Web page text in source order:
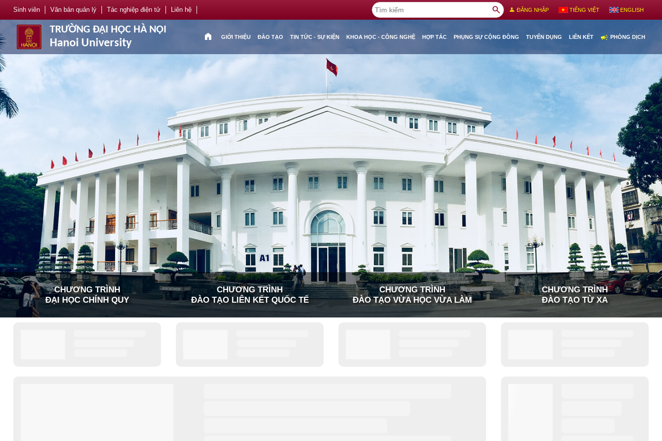
Sinh viên Văn bản quản lý Tác nghiệp điện tử Liên hệ search person ĐĂNG NHẬP TIẾNG VIỆT ENGLISH
TRƯỜNG ĐẠI HỌC HÀ NỘI
Hanoi University
home GIỚI THIỆU ĐÀO TẠO TIN TỨC - SỰ KIỆN KHOA HỌC - CÔNG NGHỆ HỢP TÁC PHỤNG SỰ CỘNG ĐỒNG TUYỂN DỤNG LIÊN KẾT campaign PHÒNG DỊCH
CHƯƠNG TRÌNH
ĐẠI HỌC CHÍNH QUY
CHƯƠNG TRÌNH
ĐÀO TẠO LIÊN KẾT QUỐC TẾ
CHƯƠNG TRÌNH
ĐÀO TẠO VỪA HỌC VỪA LÀM
CHƯƠNG TRÌNH
ĐÀO TẠO TỪ XA